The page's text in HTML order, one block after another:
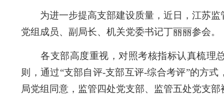
为进一步提高支部建设质量，近日，江苏监
党组成员、副局长、机关党委书记丁丽丽参会。
各支部高度重视，对照考核指标认真梳理
则，通过“支部自评-支部互评-综合考评”的方式
局党组同意，监管四处党支部、监管五处党支